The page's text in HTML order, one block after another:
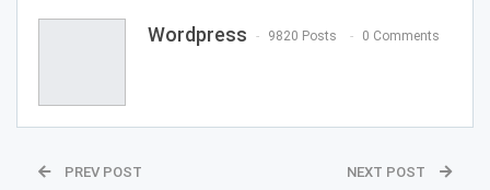
Wordpress 9820 Posts 0 Comments
PREV POST NEXT POST